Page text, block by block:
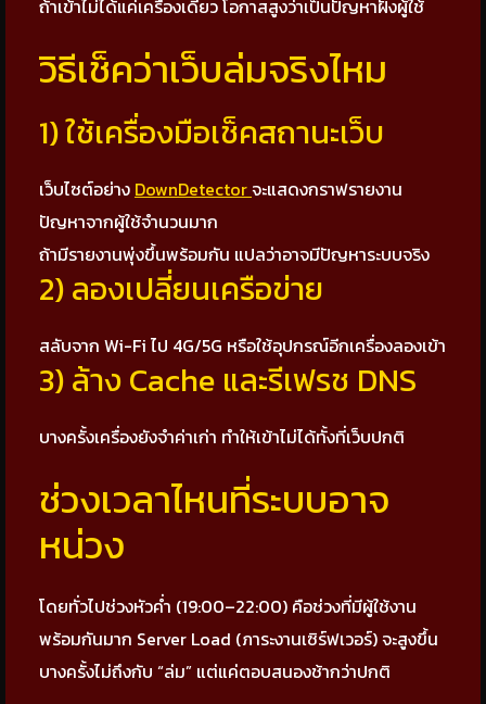
ถ้าเข้าไม่ได้แค่เครื่องเดียว โอกาสสูงว่าเป็นปัญหาฝั่งผู้ใช้
วิธีเช็คว่าเว็บล่มจริงไหม
1) ใช้เครื่องมือเช็คสถานะเว็บ
เว็บไซต์อย่าง DownDetectorจะแสดงกราฟรายงาน
ปัญหาจากผู้ใช้จำนวนมาก
ถ้ามีรายงานพุ่งขึ้นพร้อมกัน แปลว่าอาจมีปัญหาระบบจริง
2) ลองเปลี่ยนเครือข่าย
สลับจาก Wi-Fi ไป 4G/5G หรือใช้อุปกรณ์อีกเครื่องลองเข้า
3) ล้าง Cache และรีเฟรช DNS
บางครั้งเครื่องยังจำค่าเก่า ทำให้เข้าไม่ได้ทั้งที่เว็บปกติ
ช่วงเวลาไหนที่ระบบอาจ
หน่วง
โดยทั่วไปช่วงหัวค่ำ (19:00–22:00) คือช่วงที่มีผู้ใช้งาน
พร้อมกันมาก Server Load (ภาระงานเซิร์ฟเวอร์) จะสูงขึ้น
บางครั้งไม่ถึงกับ “ล่ม” แต่แค่ตอบสนองช้ากว่าปกติ